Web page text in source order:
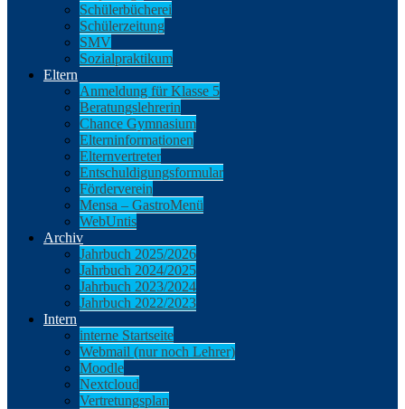
Schülerbücherei
Schülerzeitung
SMV
Sozialpraktikum
Eltern
Anmeldung für Klasse 5
Beratungslehrerin
Chance Gymnasium
Elterninformationen
Elternvertreter
Entschuldigungsformular
Förderverein
Mensa – GastroMenü
WebUntis
Archiv
Jahrbuch 2025/2026
Jahrbuch 2024/2025
Jahrbuch 2023/2024
Jahrbuch 2022/2023
Intern
interne Startseite
Webmail (nur noch Lehrer)
Moodle
Nextcloud
Vertretungsplan